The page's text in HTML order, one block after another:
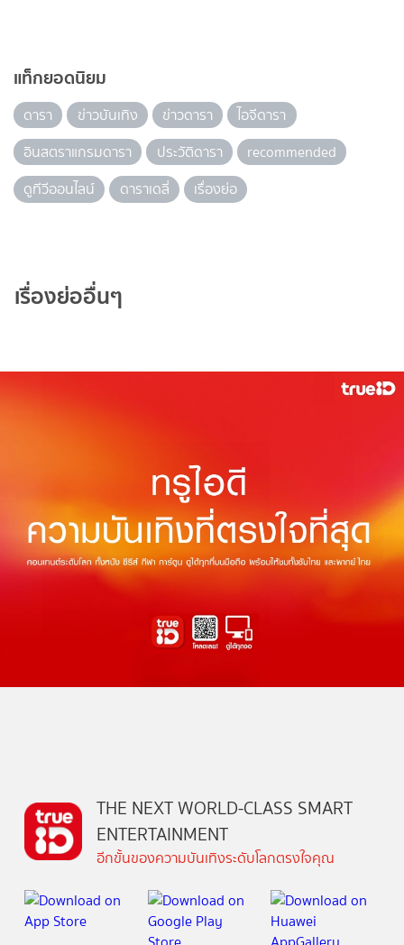
แท็กยอดนิยม
ดารา ข่าวบันเทิง ข่าวดารา
ไอจีดารา
อินสตราแกรมดารา
ประวัติดารา
recommended
ดูทีวีออนไลน์
ดาราเดลี่ เรื่องย่อ
เรื่องย่ออื่นๆ
THE NEXT WORLD-CLASS SMART
ENTERTAINMENT
อีกขั้นของความบันเทิงระดับโลกตรงใจคุณ